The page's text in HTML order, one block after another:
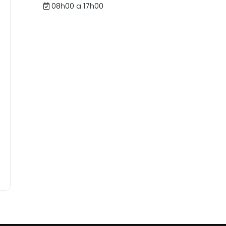
08h00 a 17h00